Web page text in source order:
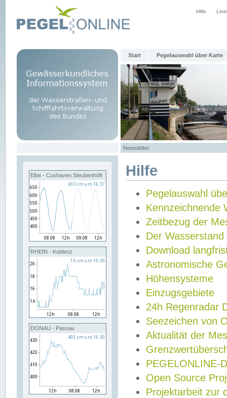
Hilfe
Start Pegelauswahl über Karte
Newsletter
Elbe - Cuxhaven Steubenhöft
RHEIN - Koblenz
DONAU - Passau
Hilfe
Pegelauswahl
Kennzeichnende
Zeitbezug der
Der Wasserstand
Download
Astronomische
Höhensysteme
Einzugsgebiete
24h Regenradar
Seezeichen von
Aktualität der
PEGELONLINE-
Open Source
Projektarbeit zur